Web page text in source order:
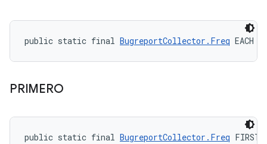
public static final BugreportCollector.Freq EACH
PRIMERO
public static final BugreportCollector.Freq FIRST